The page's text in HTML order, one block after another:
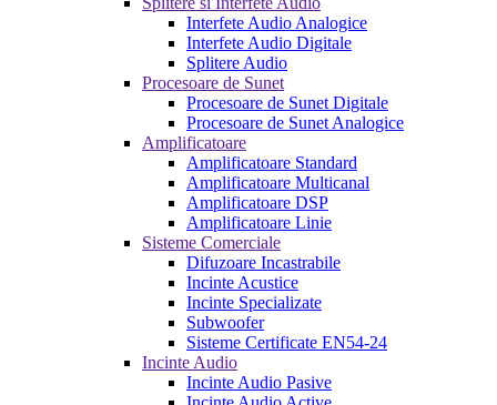
Interfete Audio Analogice
Interfete Audio Digitale
Splitere Audio
Procesoare de Sunet
Procesoare de Sunet Digitale
Procesoare de Sunet Analogice
Amplificatoare
Amplificatoare Standard
Amplificatoare Multicanal
Amplificatoare DSP
Amplificatoare Linie
Sisteme Comerciale
Difuzoare Incastrabile
Incinte Acustice
Incinte Specializate
Subwoofer
Sisteme Certificate EN54-24
Incinte Audio
Incinte Audio Pasive